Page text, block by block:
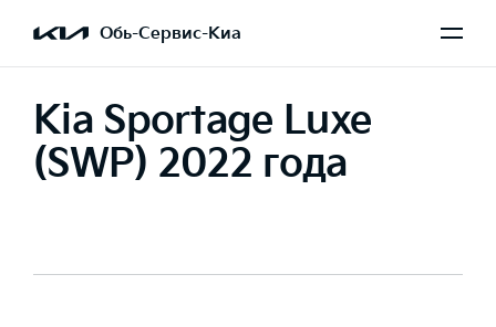
Обь-Сервис-Киа
Kia Sportage Luxe
(SWP) 2022 года